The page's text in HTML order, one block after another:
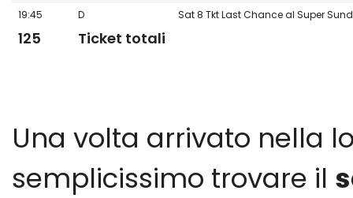
125 Ticket totali
19:45 D Sat 8 Tkt Last Chance al Super
Una volta arrivato nella
semplicissimo trovare il